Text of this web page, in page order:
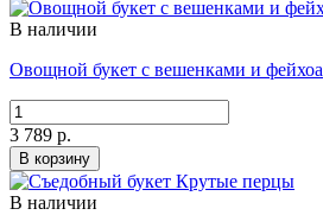
В наличии
Овощной букет с вешенками и фейхоа
3 789 р.
В корзину
В наличии